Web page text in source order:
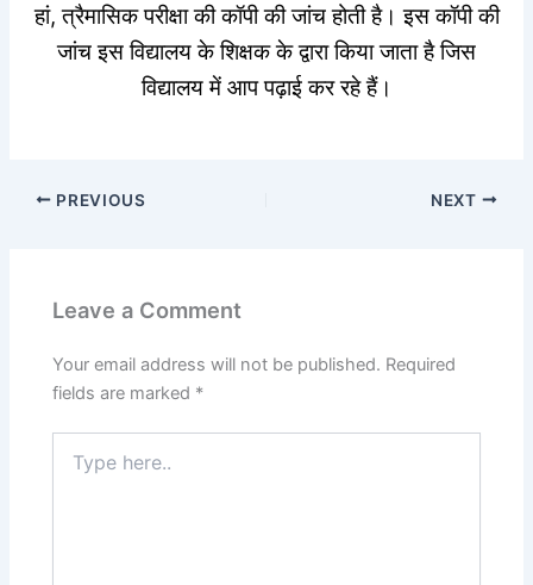
हां, त्रैमासिक परीक्षा की कॉपी की जांच होती है। इस कॉपी की
जांच इस विद्यालय के शिक्षक के द्वारा किया जाता है जिस
विद्यालय में आप पढ़ाई कर रहे हैं।
PREVIOUS NEXT
Leave a Comment
Your email address will not be published. Required
fields are marked *
here..